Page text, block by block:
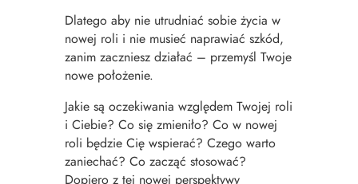
Dlatego aby nie utrudniać sobie życia w
nowej roli i nie musieć naprawiać szkód,
zanim zaczniesz działać – przemyśl Twoje
nowe położenie.
Jakie są oczekiwania względem Twojej roli
i Ciebie? Co się zmieniło? Co w nowej
roli będzie Cię wspierać? Czego warto
zaniechać? Co zacząć stosować?
Dopiero z tej nowej perspektywy